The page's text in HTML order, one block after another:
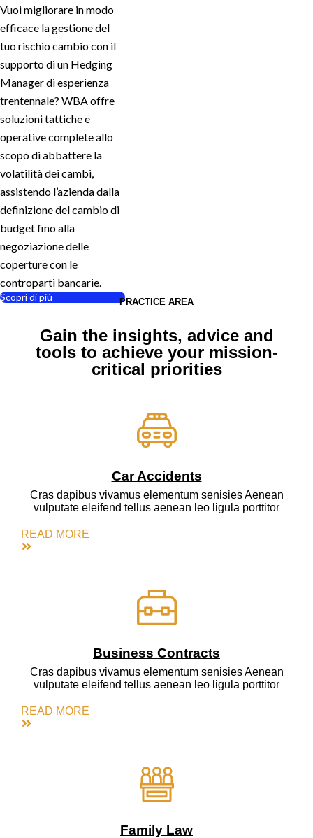
Vuoi migliorare in modo
efficace la gestione del
tuo rischio cambio con il
supporto di un Hedging
Manager di esperienza
trentennale? WBA offre
soluzioni tattiche e
operative complete allo
scopo di abbattere la
volatilità dei cambi,
assistendo l’azienda dalla
definizione del cambio di
budget fino alla
negoziazione delle
coperture con le
controparti bancarie.
Scopri di più PRACTICE AREA
Gain the insights, advice and
tools to achieve your mission-
critical priorities
Car Accidents
Cras dapibus vivamus elementum senisies Aenean
vulputate eleifend tellus aenean leo ligula porttitor
READ MORE
Business Contracts
Cras dapibus vivamus elementum senisies Aenean
vulputate eleifend tellus aenean leo ligula porttitor
READ MORE
Family Law